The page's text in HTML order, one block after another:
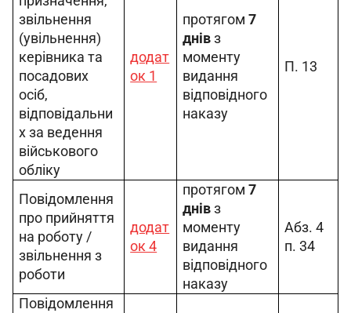
звільнення
(увільнення)
керівника та
посадових
осіб,
відповідальни
х за ведення
військового
обліку
додат
ок 1
протягом 7
днів з
моменту
видання
відповідного
наказу
П. 13
Повідомлення
про прийняття
на роботу /
звільнення з
роботи
додат
ок 4
протягом 7
днів з
моменту
видання
відповідного
наказу
Абз. 4
п. 34
Повідомлення